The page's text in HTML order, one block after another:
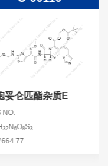
妥仑匹酯杂质E
NO.
32N6O8S3